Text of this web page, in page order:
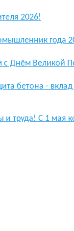
2026!
года
с Днём Великой
бетона -
труда! С 1 мая